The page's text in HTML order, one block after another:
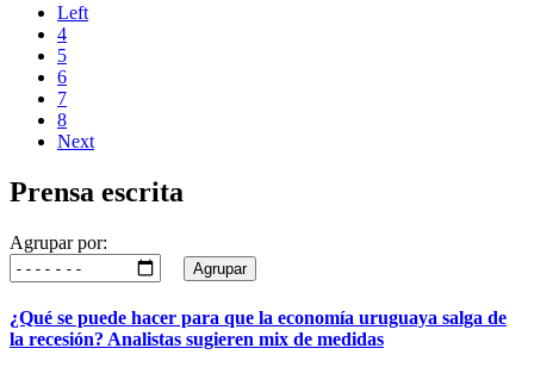
Left
4
5
6
7
8
Next
Prensa escrita
Agrupar por:
Agrupar
¿Qué se puede hacer para que la economía uruguaya salga de
la recesión? Analistas sugieren mix de medidas